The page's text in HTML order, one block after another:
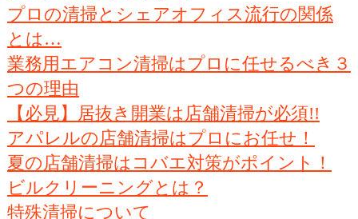
プロの清掃とシェアオフィス流行の関係
とは…
業務用エアコン清掃はプロに任せるべき３
つの理由
【必見】居抜き開業は店舗清掃が必須!!
アパレルの店舗清掃はプロにお任せ！
夏の店舗清掃はコバエ対策がポイント！
ビルクリーニングとは？
特殊清掃について